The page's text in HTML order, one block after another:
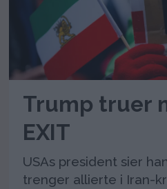
Trump truer
EXIT
USAs president sier
trenger allierte i Iran-